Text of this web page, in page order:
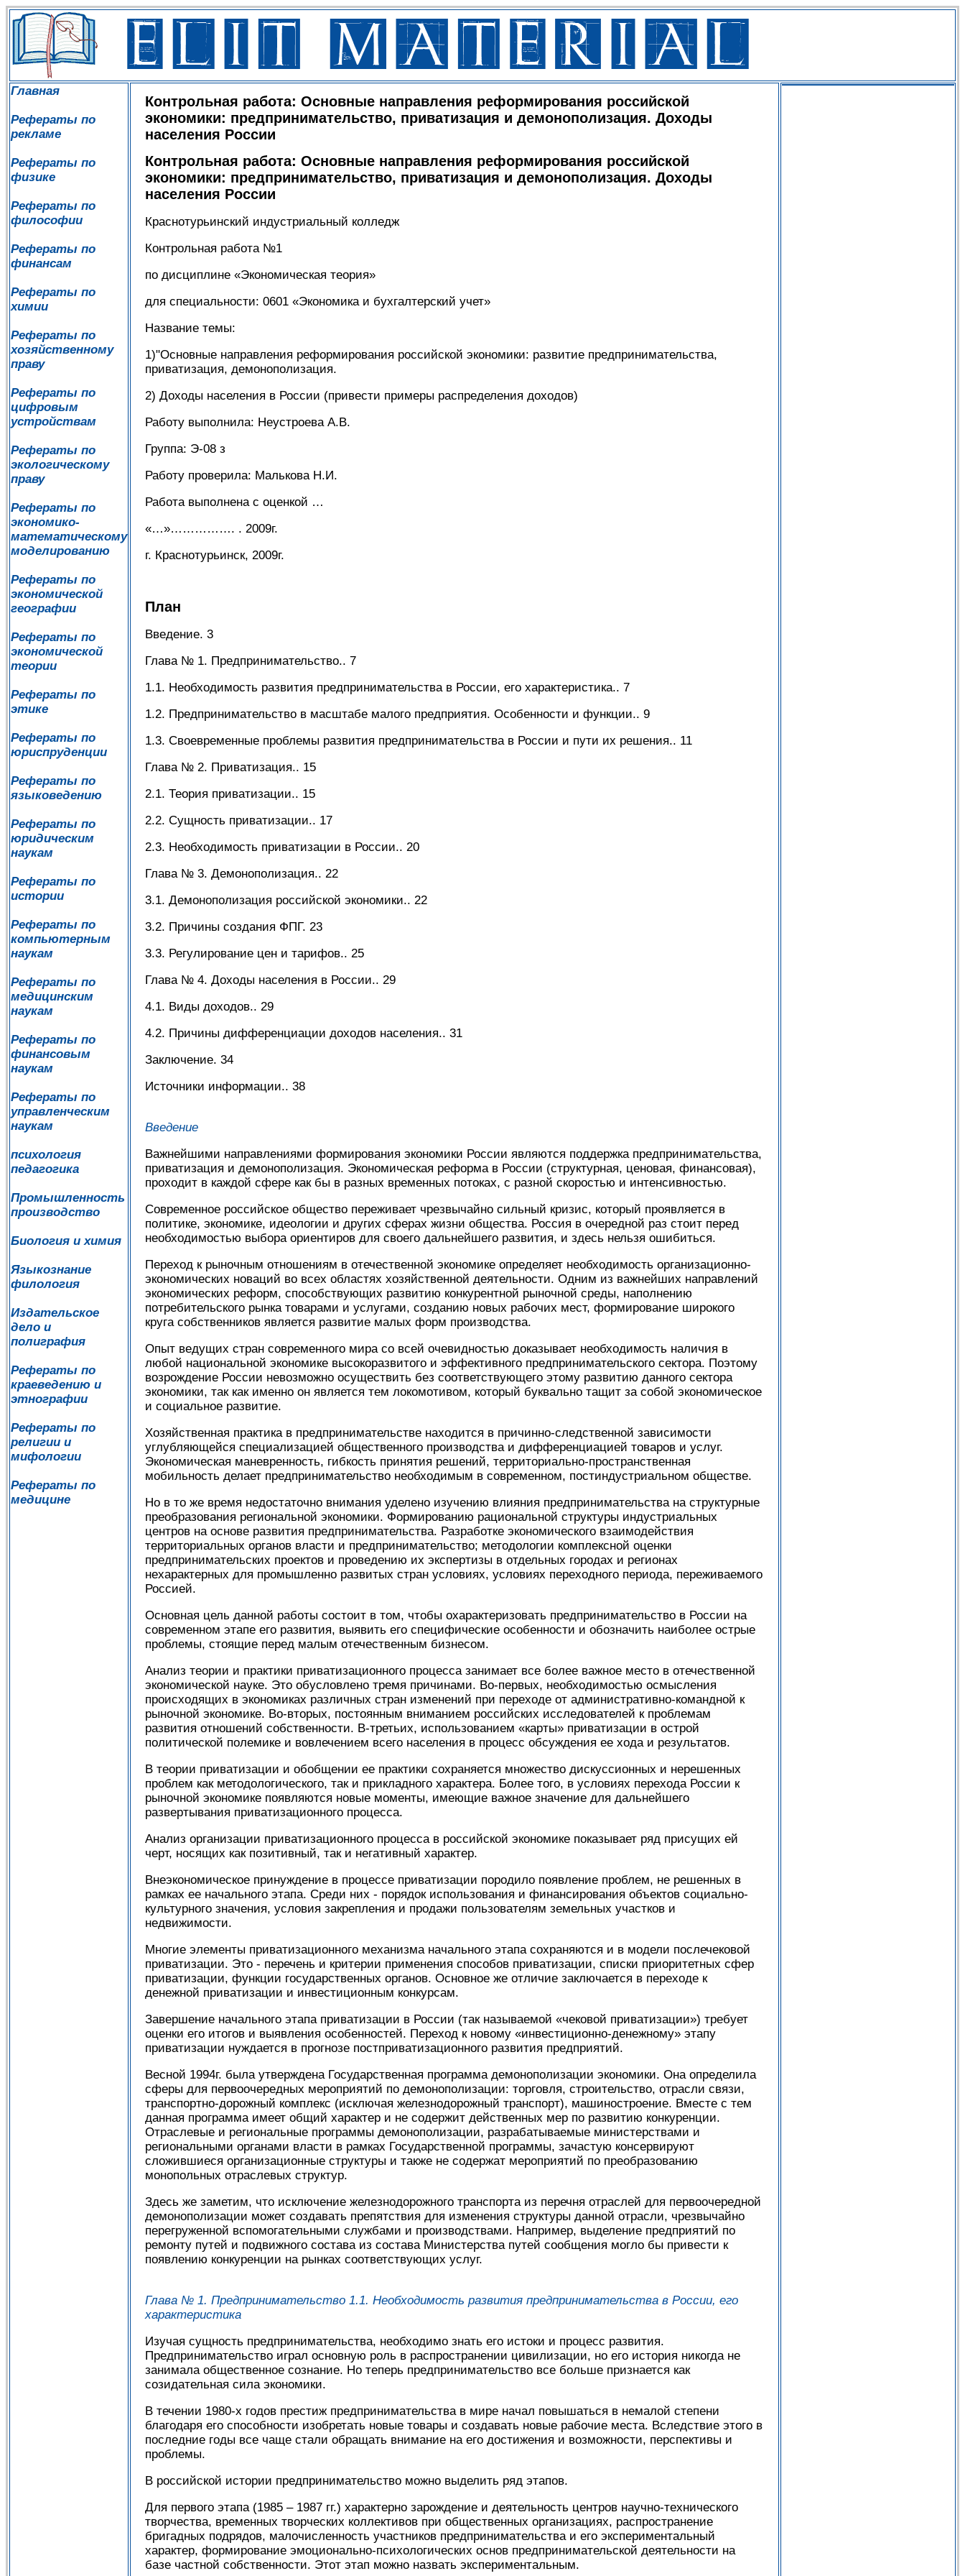
Главная
Рефераты по
рекламе
Рефераты по
физике
Рефераты по
философии
Рефераты по
финансам
Рефераты по
химии
Рефераты по
хозяйственному
праву
Рефераты по
цифровым
устройствам
Рефераты по
экологическому
праву
Рефераты по
экономико-
математическому
моделированию
Рефераты по
экономической
географии
Рефераты по
экономической
теории
Рефераты по
этике
Рефераты по
юриспруденции
Рефераты по
языковедению
Рефераты по
юридическим
наукам
Рефераты по
истории
Рефераты по
компьютерным
наукам
Рефераты по
медицинским
наукам
Рефераты по
финансовым
наукам
Рефераты по
управленческим
наукам
психология
педагогика
Промышленность
производство
Биология и химия
Языкознание
филология
Издательское
дело и
полиграфия
Рефераты по
краеведению и
этнографии
Рефераты по
религии и
мифологии
Рефераты по
медицине
Контрольная работа: Основные направления реформирования российской
экономики: предпринимательство, приватизация и демонополизация. Доходы
населения России
Контрольная работа: Основные направления реформирования российской
экономики: предпринимательство, приватизация и демонополизация. Доходы
населения России
Краснотурьинский индустриальный колледж
Контрольная работа №1
по дисциплине «Экономическая теория»
для специальности: 0601 «Экономика и бухгалтерский учет»
Название темы:
1)"Основные направления реформирования российской экономики: развитие предпринимательства,
приватизация, демонополизация.
2) Доходы населения в России (привести примеры распределения доходов)
Работу выполнила: Неустроева А.В.
Группа: Э-08 з
Работу проверила: Малькова Н.И.
Работа выполнена с оценкой …
«…»……………. . 2009г.
г. Краснотурьинск, 2009г.
План
Введение. 3
Глава № 1. Предпринимательство.. 7
1.1. Необходимость развития предпринимательства в России, его характеристика.. 7
1.2. Предпринимательство в масштабе малого предприятия. Особенности и функции.. 9
1.3. Своевременные проблемы развития предпринимательства в России и пути их решения.. 11
Глава № 2. Приватизация.. 15
2.1. Теория приватизации.. 15
2.2. Сущность приватизации.. 17
2.3. Необходимость приватизации в России.. 20
Глава № 3. Демонополизация.. 22
3.1. Демонополизация российской экономики.. 22
3.2. Причины создания ФПГ. 23
3.3. Регулирование цен и тарифов.. 25
Глава № 4. Доходы населения в России.. 29
4.1. Виды доходов.. 29
4.2. Причины дифференциации доходов населения.. 31
Заключение. 34
Источники информации.. 38
Введение
Важнейшими направлениями формирования экономики России являются поддержка предпринимательства,
приватизация и демонополизация. Экономическая реформа в России (структурная, ценовая, финансовая),
проходит в каждой сфере как бы в разных временных потоках, с разной скоростью и интенсивностью.
Современное российское общество переживает чрезвычайно сильный кризис, который проявляется в
политике, экономике, идеологии и других сферах жизни общества. Россия в очередной раз стоит перед
необходимостью выбора ориентиров для своего дальнейшего развития, и здесь нельзя ошибиться.
Переход к рыночным отношениям в отечественной экономике определяет необходимость организационно-
экономических новаций во всех областях хозяйственной деятельности. Одним из важнейших направлений
экономических реформ, способствующих развитию конкурентной рыночной среды, наполнению
потребительского рынка товарами и услугами, созданию новых рабочих мест, формирование широкого
круга собственников является развитие малых форм производства.
Опыт ведущих стран современного мира со всей очевидностью доказывает необходимость наличия в
любой национальной экономике высокоразвитого и эффективного предпринимательского сектора. Поэтому
возрождение России невозможно осуществить без соответствующего этому развитию данного сектора
экономики, так как именно он является тем локомотивом, который буквально тащит за собой экономическое
и социальное развитие.
Хозяйственная практика в предпринимательстве находится в причинно-следственной зависимости
углубляющейся специализацией общественного производства и дифференциацией товаров и услуг.
Экономическая маневренность, гибкость принятия решений, территориально-пространственная
мобильность делает предпринимательство необходимым в современном, постиндустриальном обществе.
Но в то же время недостаточно внимания уделено изучению влияния предпринимательства на структурные
преобразования региональной экономики. Формированию рациональной структуры индустриальных
центров на основе развития предпринимательства. Разработке экономического взаимодействия
территориальных органов власти и предпринимательство; методологии комплексной оценки
предпринимательских проектов и проведению их экспертизы в отдельных городах и регионах
нехарактерных для промышленно развитых стран условиях, условиях переходного периода, переживаемого
Россией.
Основная цель данной работы состоит в том, чтобы охарактеризовать предпринимательство в России на
современном этапе его развития, выявить его специфические особенности и обозначить наиболее острые
проблемы, стоящие перед малым отечественным бизнесом.
Анализ теории и практики приватизационного процесса занимает все более важное место в отечественной
экономической науке. Это обусловлено тремя причинами. Во-первых, необходимостью осмысления
происходящих в экономиках различных стран изменений при переходе от административно-командной к
рыночной экономике. Во-вторых, постоянным вниманием российских исследователей к проблемам
развития отношений собственности. В-третьих, использованием «карты» приватизации в острой
политической полемике и вовлечением всего населения в процесс обсуждения ее хода и результатов.
В теории приватизации и обобщении ее практики сохраняется множество дискуссионных и нерешенных
проблем как методологического, так и прикладного характера. Более того, в условиях перехода России к
рыночной экономике появляются новые моменты, имеющие важное значение для дальнейшего
развертывания приватизационного процесса.
Анализ организации приватизационного процесса в российской экономике показывает ряд присущих ей
черт, носящих как позитивный, так и негативный характер.
Внеэкономическое принуждение в процессе приватизации породило появление проблем, не решенных в
рамках ее начального этапа. Среди них - порядок использования и финансирования объектов социально-
культурного значения, условия закрепления и продажи пользователям земельных участков и
недвижимости.
Многие элементы приватизационного механизма начального этапа сохраняются и в модели послечековой
приватизации. Это - перечень и критерии применения способов приватизации, списки приоритетных сфер
приватизации, функции государственных органов. Основное же отличие заключается в переходе к
денежной приватизации и инвестиционным конкурсам.
Завершение начального этапа приватизации в России (так называемой «чековой приватизации») требует
оценки его итогов и выявления особенностей. Переход к новому «инвестиционно-денежному» этапу
приватизации нуждается в прогнозе постприватизационного развития предприятий.
Весной 1994г. была утверждена Государственная программа демонополизации экономики. Она определила
сферы для первоочередных мероприятий по демонополизации: торговля, строительство, отрасли связи,
транспортно-дорожный комплекс (исключая железнодорожный транспорт), машиностроение. Вместе с тем
данная программа имеет общий характер и не содержит действенных мер по развитию конкуренции.
Отраслевые и региональные программы демонополизации, разрабатываемые министерствами и
региональными органами власти в рамках Государственной программы, зачастую консервируют
сложившиеся организационные структуры и также не содержат мероприятий по преобразованию
монопольных отраслевых структур.
Здесь же заметим, что исключение железнодорожного транспорта из перечня отраслей для первоочередной
демонополизации может создавать препятствия для изменения структуры данной отрасли, чрезвычайно
перегруженной вспомогательными службами и производствами. Например, выделение предприятий по
ремонту путей и подвижного состава из состава Министерства путей сообщения могло бы привести к
появлению конкуренции на рынках соответствующих услуг.
Глава № 1. Предпринимательство 1.1. Необходимость развития предпринимательства в России, его
характеристика
Изучая сущность предпринимательства, необходимо знать его истоки и процесс развития.
Предпринимательство играл основную роль в распространении цивилизации, но его история никогда не
занимала общественное сознание. Но теперь предпринимательство все больше признается как
созидательная сила экономики.
В течении 1980-х годов престиж предпринимательства в мире начал повышаться в немалой степени
благодаря его способности изобретать новые товары и создавать новые рабочие места. Вследствие этого в
последние годы все чаще стали обращать внимание на его достижения и возможности, перспективы и
проблемы.
В российской истории предпринимательство можно выделить ряд этапов.
Для первого этапа (1985 – 1987 гг.) характерно зарождение и деятельность центров научно-технического
творчества, временных творческих коллективов при общественных организациях, распространение
бригадных подрядов, малочисленность участников предпринимательства и его экспериментальный
характер, формирование эмоционально-психологических основ предпринимательской деятельности на
базе частной собственности. Этот этап можно назвать экспериментальным.